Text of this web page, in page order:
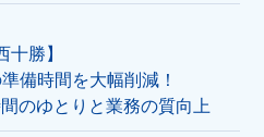
十勝】
備時間を大幅削減！
のゆとりと業務の質向上